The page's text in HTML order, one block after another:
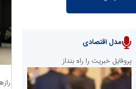
مدل اقتصادی
پروفایل خبریت را راه بنداز